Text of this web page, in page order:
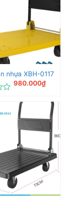
nhựa XBH-0117
980.000₫